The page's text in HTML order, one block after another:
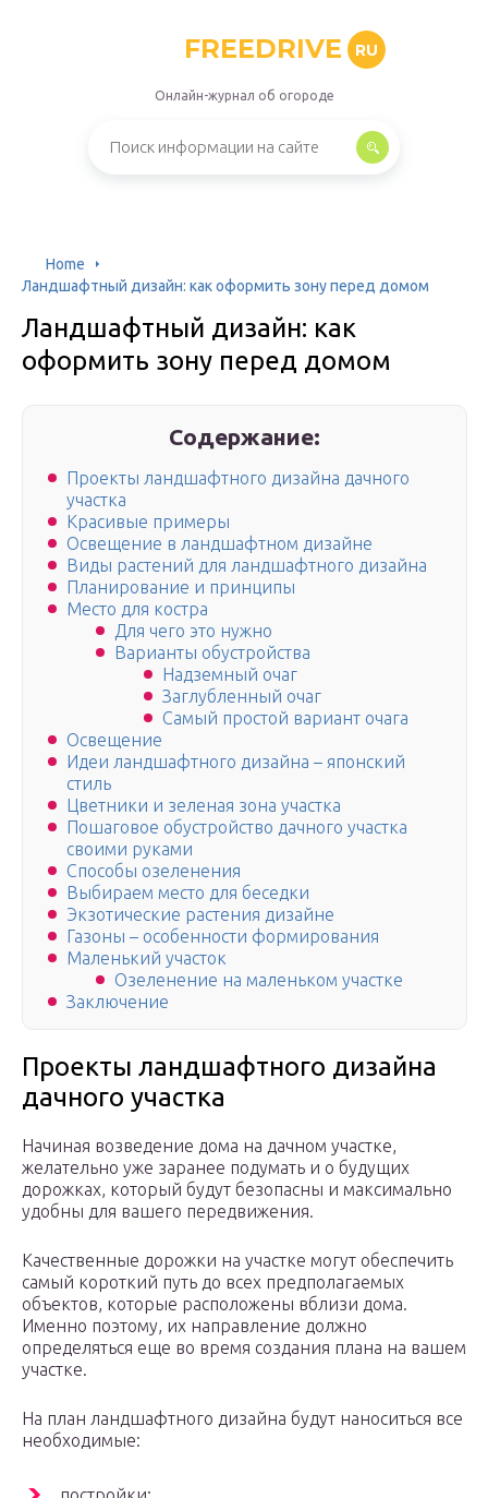
FREEDRIVE RU
Онлайн-журнал об огороде
Home
Ландшафтный дизайн: как оформить зону перед домом
Ландшафтный дизайн: как
оформить зону перед домом
Содержание:
Проекты ландшафтного дизайна дачного
участка
Красивые примеры
Освещение в ландшафтном дизайне
Виды растений для ландшафтного дизайна
Планирование и принципы
Место для костра
Для чего это нужно
Варианты обустройства
Надземный очаг
Заглубленный очаг
Самый простой вариант очага
Освещение
Идеи ландшафтного дизайна – японский
стиль
Цветники и зеленая зона участка
Пошаговое обустройство дачного участка
своими руками
Способы озеленения
Выбираем место для беседки
Экзотические растения дизайне
Газоны – особенности формирования
Маленький участок
Озеленение на маленьком участке
Заключение
Проекты ландшафтного дизайна
дачного участка
Начиная возведение дома на дачном участке,
желательно уже заранее подумать и о будущих
дорожках, который будут безопасны и максимально
удобны для вашего передвижения.
Качественные дорожки на участке могут обеспечить
самый короткий путь до всех предполагаемых
объектов, которые расположены вблизи дома.
Именно поэтому, их направление должно
определяться еще во время создания плана на вашем
участке.
На план ландшафтного дизайна будут наноситься все
необходимые: